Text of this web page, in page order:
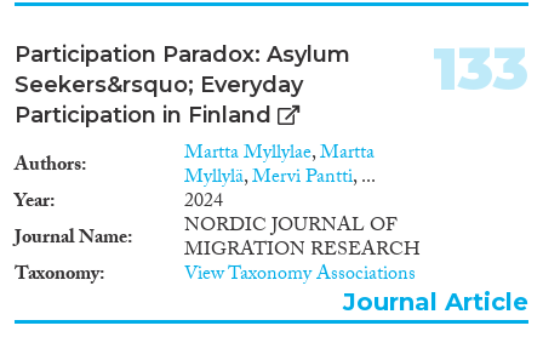
Participation Paradox: Asylum
Seekers&rsquo; Everyday
Participation in Finland
Authors Martta Myllylae,Martta
Myllylä,Mervi Pantti, ...
Year
2024
Journal Name
NORDIC JOURNAL OF
MIGRATION RESEARCH
Taxonomy View Taxonomy Associations
133
Journal Article